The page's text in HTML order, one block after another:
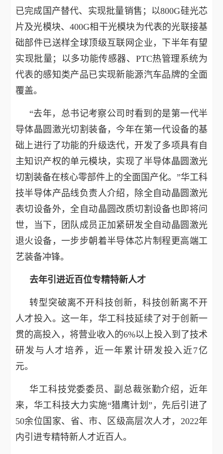
已完成国产替代、实现批量销售；以800G硅光芯
片及光模块、400G相干光模块为代表的光联接基
础部件已送样全球顶级互联网企业，下半年有望
实现批量；以多功能传感器、PTC热管理系统为
代表的感知类产品已实现新能源汽车品牌的全面
覆盖。
“去年，总书记考察公司时看到的是第一代半
导体晶圆激光切割装备，今年在第一代设备的基
础上进行了功能的升级迭代，开发了多项具有自
主知识产权的单元模块，实现了半导体晶圆激光
切割装备在核心零部件上的全面国产化。”华工科
技半导体产品线负责人介绍，除全自动晶圆激光
表切设备外，全自动晶圆改质切割设备也即将问
世，当下，团队成员正加紧研发全自动晶圆激光
退火设备，一步步朝着半导体芯片制程更高端工
艺装备冲锋。
去年引进近百位专精特新人才
转型突破离不开科技创新，科技创新离不开
人才投入。这一年，华工科技延续了对于创新一
贯的高投入，将营业收入的6%以上投入到了技术
研发与人才培养，近一年累计研发投入近7亿
元。
华工科技党委委员、副总裁张勤介绍，近年
来，华工科技大力实施“猎鹰计划”，先后引进了
50余位国家、省、市、区级高层次人才，2022年
内引进专精特新人才近百人。